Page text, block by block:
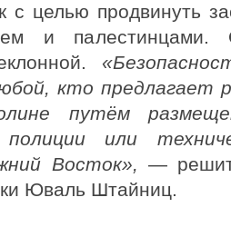
с целью продвинуть
и палестинцами.
кто предлагает
путём
полиции или
Восток», —
Юваль Штайниц.